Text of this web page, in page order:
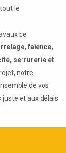
le
de
faïence,
serrurerie et
notre
de vos
juste et aux délais